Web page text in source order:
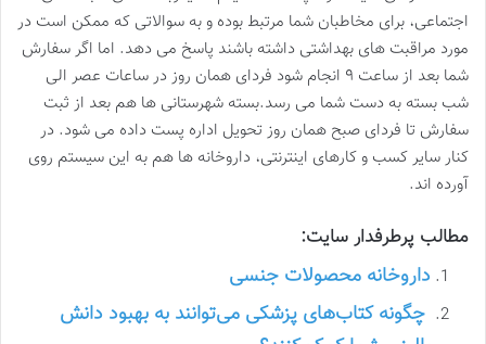
اجتماعی، برای مخاطبان شما مرتبط بوده و به سوالاتی که ممکن است در
مورد مراقبت های بهداشتی داشته باشند پاسخ می دهد. اما اگر سفارش
شما بعد از ساعت ۹ انجام شود فردای همان روز در ساعات عصر الی
شب بسته به دست شما می رسد.بسته شهرستانی ها هم بعد از ثبت
سفارش تا فردای صبح همان روز تحویل اداره پست داده می شود. در
کنار سایر کسب و کارهای اینترنتی، داروخانه ها هم به این سیستم روی
آورده اند.
مطالب پرطرفدار سایت:
داروخانه محصولات جنسی
چگونه کتاب‌های پزشکی می‌توانند به بهبود دانش